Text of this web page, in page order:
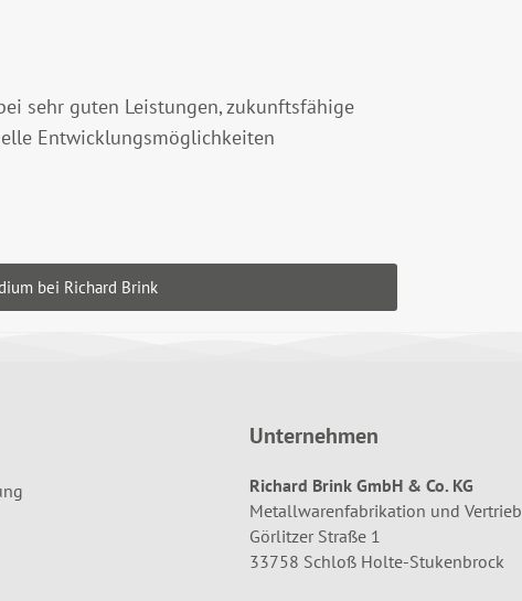
sehr guten Leistungen, zukunftsfähige
Entwicklungsmöglichkeiten
bei Richard Brink
Unternehmen
Richard Brink GmbH & Co. KG
Metallwarenfabrikation und Vertrieb
Görlitzer Straße 1
33758 Schloß Holte-Stukenbrock